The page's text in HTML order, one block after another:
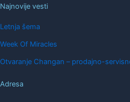
Najnovije vesti
Letnja šema
Week Of Miracles
Otvaranje Changan – prodajno-
Adresa